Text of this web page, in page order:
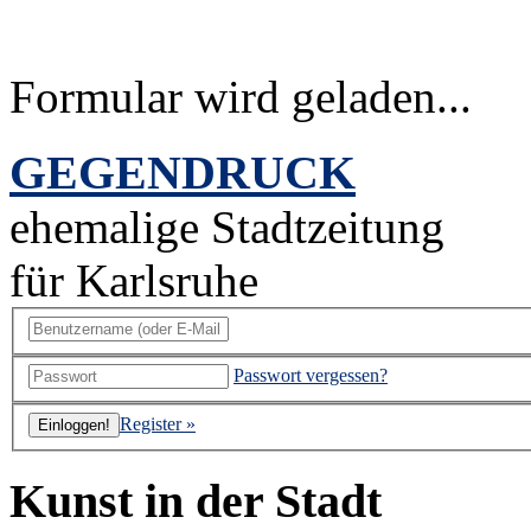
Formular wird geladen...
GEGENDRUCK
ehemalige Stadtzeitung
für Karlsruhe
Passwort vergessen?
Register »
Kunst in der Stadt